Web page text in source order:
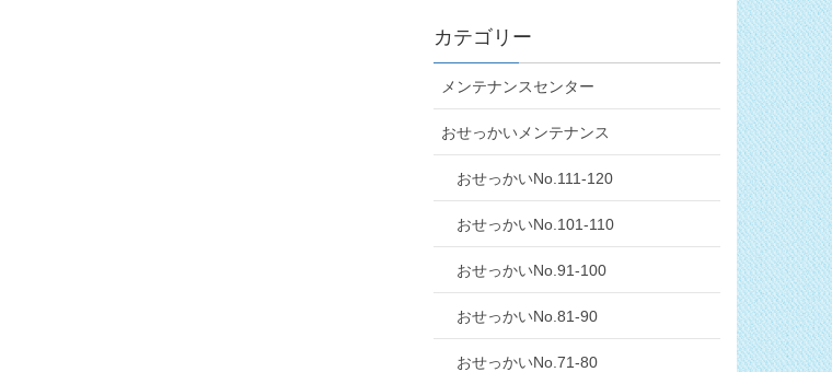
カテゴリー
メンテナンスセンター
おせっかいメンテナンス
おせっかいNo.111-120
おせっかいNo.101-110
おせっかいNo.91-100
おせっかいNo.81-90
おせっかいNo.71-80